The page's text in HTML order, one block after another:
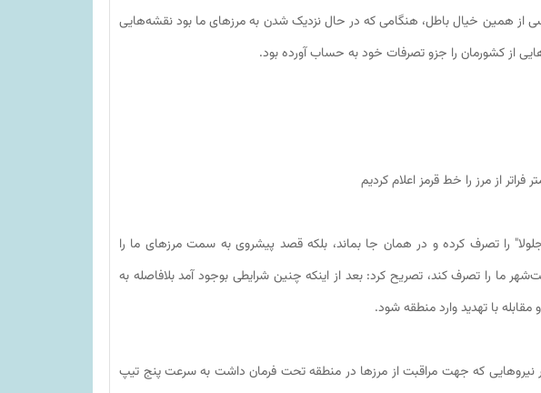
از همین خیال باطل، هنگامی که در حال نزدیک شدن به مرزهای ما بود نقشه‌هایی
از کشورمان را جزو تصرفات خود به حساب آورده بود.
را تصرف کرده و در همان جا بماند، بلکه قصد پیشروی به سمت مرزهای ما را
ما را تصرف کند، تصریح کرد: بعد از اینکه چنین شرایطی بوجود آمد بلافاصله به
با تهدید وارد منطقه شود.
بر نیروهایی که جهت مراقبت از مرزها در منطقه تحت فرمان داشت به سرعت پنج تیپ